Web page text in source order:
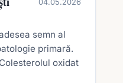
04.05.2026
semn al
primară.
oxidat